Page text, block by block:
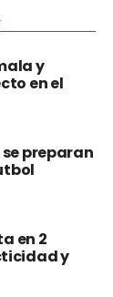
y
en el
preparan
en 2
y